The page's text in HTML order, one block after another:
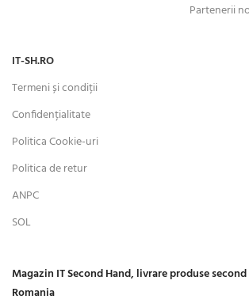
Partenerii
IT-SH.RO
Termeni și condiții
Confidențialitate
Politica Cookie-uri
Politica de retur
ANPC
SOL
Magazin IT Second Hand, livrare produse
Romania